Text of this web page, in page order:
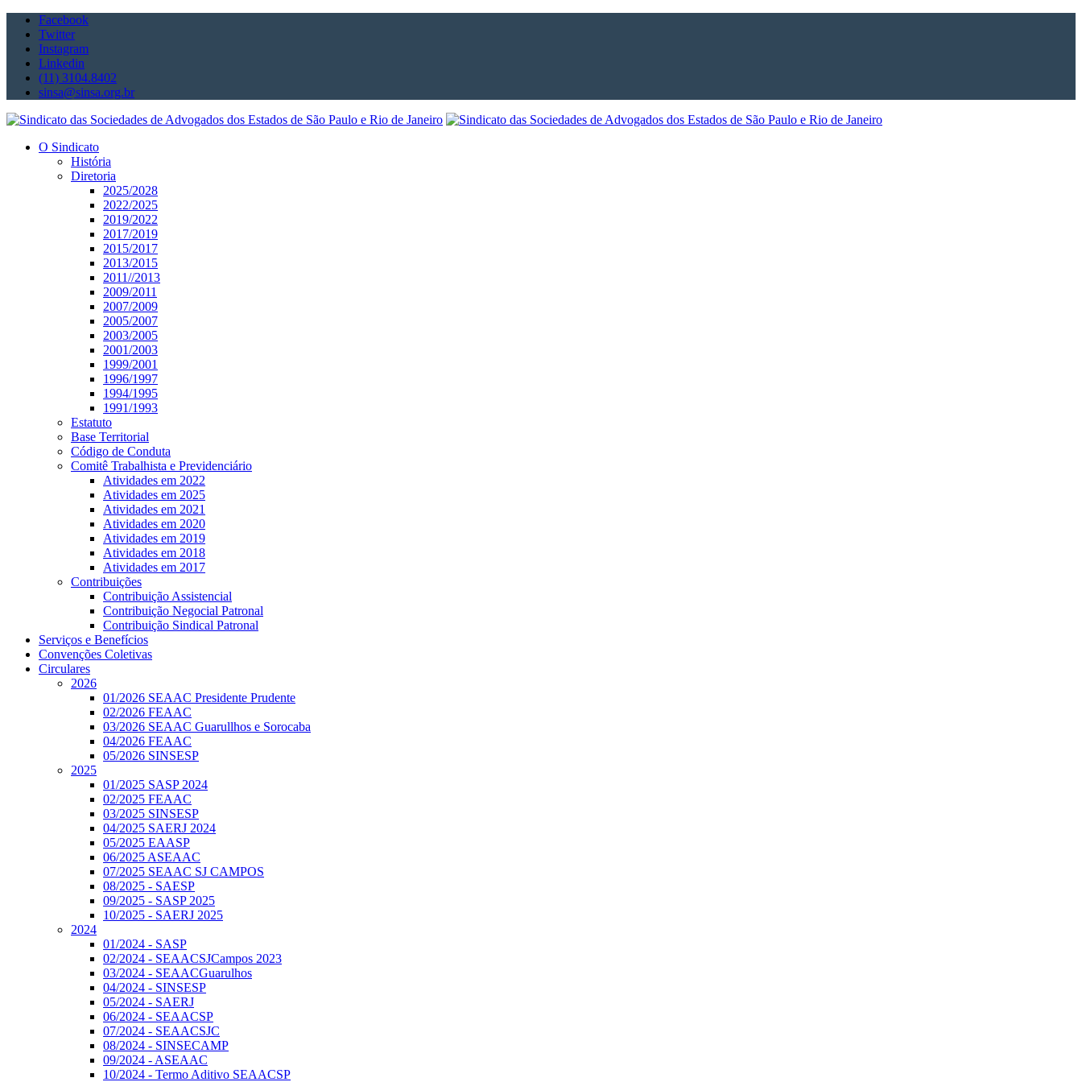
Facebook
Twitter
Instagram
Linkedin
(11) 3104.8402
sinsa@sinsa.org.br
O Sindicato
História
Diretoria
2025/2028
2022/2025
2019/2022
2017/2019
2015/2017
2013/2015
2011//2013
2009/2011
2007/2009
2005/2007
2003/2005
2001/2003
1999/2001
1996/1997
1994/1995
1991/1993
Estatuto
Base Territorial
Código de Conduta
Comitê Trabalhista e Previdenciário
Atividades em 2022
Atividades em 2025
Atividades em 2021
Atividades em 2020
Atividades em 2019
Atividades em 2018
Atividades em 2017
Contribuições
Contribuição Assistencial
Contribuição Negocial Patronal
Contribuição Sindical Patronal
Serviços e Benefícios
Convenções Coletivas
Circulares
2026
01/2026 SEAAC Presidente Prudente
02/2026 FEAAC
03/2026 SEAAC Guarullhos e Sorocaba
04/2026 FEAAC
05/2026 SINSESP
2025
01/2025 SASP 2024
02/2025 FEAAC
03/2025 SINSESP
04/2025 SAERJ 2024
05/2025 EAASP
06/2025 ASEAAC
07/2025 SEAAC SJ CAMPOS
08/2025 - SAESP
09/2025 - SASP 2025
10/2025 - SAERJ 2025
2024
01/2024 - SASP
02/2024 - SEAACSJCampos 2023
03/2024 - SEAACGuarulhos
04/2024 - SINSESP
05/2024 - SAERJ
06/2024 - SEAACSP
07/2024 - SEAACSJC
08/2024 - SINSECAMP
09/2024 - ASEAAC
10/2024 - Termo Aditivo SEAACSP